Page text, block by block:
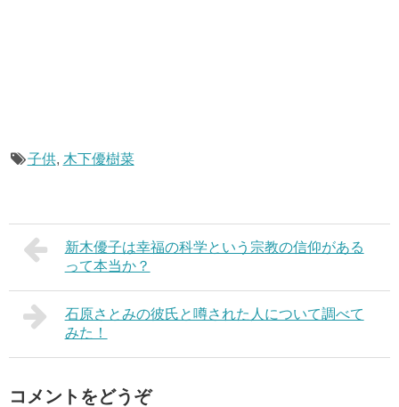
子供, 木下優樹菜
新木優子は幸福の科学という宗教の信仰がある
って本当か？
石原さとみの彼氏と噂された人について調べて
みた！
コメントをどうぞ